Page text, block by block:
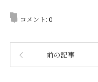
コメント: 0
前の記事